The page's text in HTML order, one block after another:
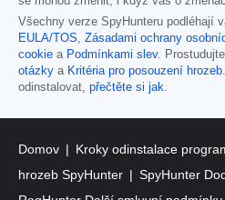
Všechny verze SpyHunteru podléhají
EULA/TOS, Zásadami ochrany
cookie a Podmínkami slev.
otázky a Kritéria pro posouzení hrozeb
odinstalovat, přečtěte si jak.
Domov Kroky odinstalace
hrozeb SpyHunter
SpyHunter